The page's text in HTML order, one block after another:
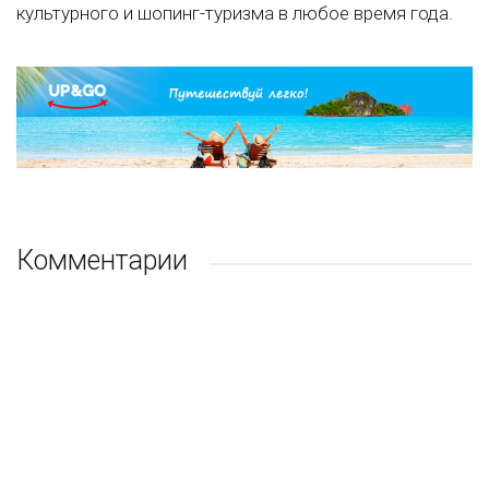
культурного и шопинг-туризма в любое время года.
Комментарии